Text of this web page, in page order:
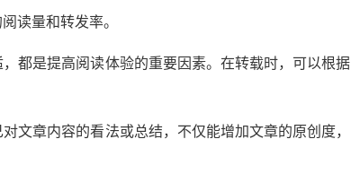
读量和转发率。
都是提高阅读体验的重要因素。在转载时，可以根据
文章内容的看法或总结，不仅能增加文章的原创度，